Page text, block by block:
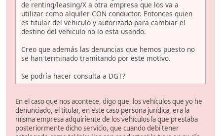
de renting/leasing/X a otra empresa que los va a
utilizar como alquiler CON conductor. Entonces quien
es titular del vehiculo y autorizado para cambiar el
destino del vehiculo no lo esta usando.
Creo que además las denuncias que hemos puesto no
se han terminado tramitando por este motivo.
Se podría hacer consulta a DGT?
En el caso que nos acontece, digo que, los vehículos que yo he
denunciado, el titular, en este caso persona jurídica, era la
misma empresa adquiriente de los vehículos la que prestaba
posteriormente dicho servicio, que cuando debí tener